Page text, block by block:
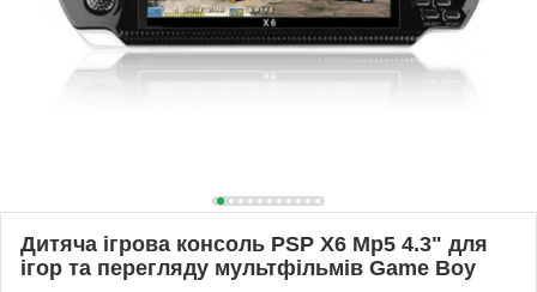
Дитяча ігрова консоль PSP X6 Mp5 4.3" для
ігор та перегляду мультфільмів Game Boy